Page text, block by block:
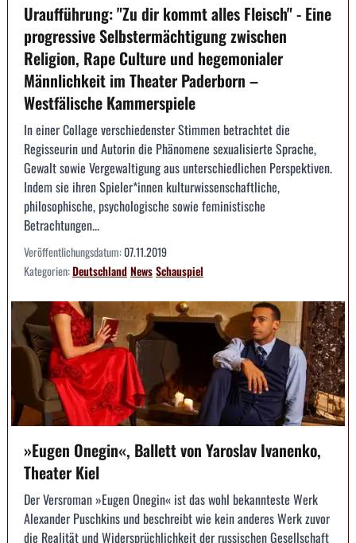
Uraufführung: "Zu dir kommt alles Fleisch" - Eine
progressive Selbstermächtigung zwischen
Religion, Rape Culture und hegemonialer
Männlichkeit im Theater Paderborn –
Westfälische Kammerspiele
In einer Collage verschiedenster Stimmen betrachtet die
Regisseurin und Autorin die Phänomene sexualisierte Sprache,
Gewalt sowie Vergewaltigung aus unterschiedlichen Perspektiven.
Indem sie ihren Spieler*innen kulturwissenschaftliche,
philosophische, psychologische sowie feministische
Betrachtungen...
Veröffentlichungsdatum:07.11.2019
Kategorien:DeutschlandNewsSchauspiel
»Eugen Onegin«, Ballett von Yaroslav Ivanenko,
Theater Kiel
Der Versroman »Eugen Onegin« ist das wohl bekannteste Werk
Alexander Puschkins und beschreibt wie kein anderes Werk zuvor
die Realität und Widersprüchlichkeit der russischen Gesellschaft